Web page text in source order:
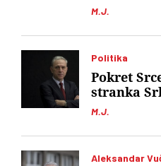
M.J.
Politika
M.J.
Pokret
stranka
Aleksandar